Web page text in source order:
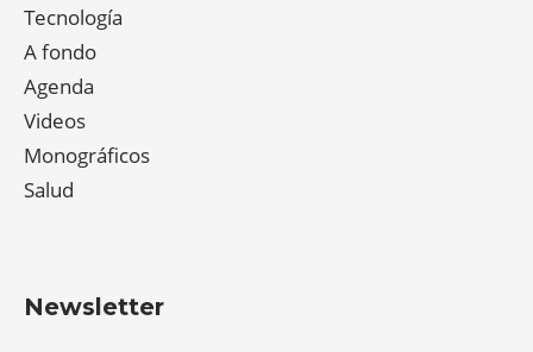
Tecnología
A fondo
Agenda
Videos
Monográficos
Salud
Newsletter